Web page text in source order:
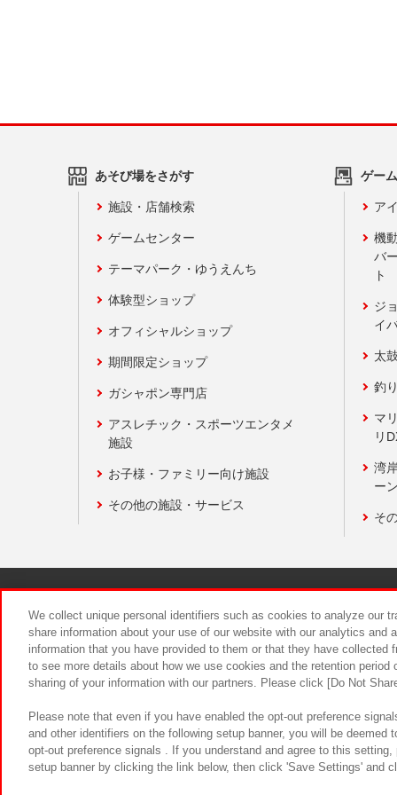
あそび場をさがす
施設・店舗検索
ゲームセンター
テーマパーク・ゆうえんち
体験型ショップ
オフィシャルショップ
期間限定ショップ
ガシャポン専門店
アスレチック・スポーツエンタメ
施設
お子様・ファミリー向け施設
その他の施設・サービス
ゲー
ア
機
バ
ト
ジ
イ
太
釣
マ
リ
湾
ー
そ
食品のご
We collect unique personal identifiers such as cookies to analyze our
share information about your use of our website with our analytics and
information that you have provided to them or that they have
to see more details about how we use cookies and the retention
sharing of your information with our partners. Please click [Do Not
Please note that even if you have enabled the opt-out preference
and other identifiers on the following setup banner, you will be
opt-out preference signals . If you understand and agree to this
setup banner by clicking the link below, then click 'Save Settings' and